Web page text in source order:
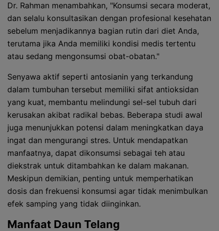
Dr. Rahman menambahkan, "Konsumsi secara moderat,
dan selalu konsultasikan dengan profesional kesehatan
sebelum menjadikannya bagian rutin dari diet Anda,
terutama jika Anda memiliki kondisi medis tertentu
atau sedang mengonsumsi obat-obatan."
Senyawa aktif seperti antosianin yang terkandung
dalam tumbuhan tersebut memiliki sifat antioksidan
yang kuat, membantu melindungi sel-sel tubuh dari
kerusakan akibat radikal bebas. Beberapa studi awal
juga menunjukkan potensi dalam meningkatkan daya
ingat dan mengurangi stres. Untuk mendapatkan
manfaatnya, dapat dikonsumsi sebagai teh atau
diekstrak untuk ditambahkan ke dalam makanan.
Meskipun demikian, penting untuk memperhatikan
dosis dan frekuensi konsumsi agar tidak menimbulkan
efek samping yang tidak diinginkan.
Manfaat Daun Telang